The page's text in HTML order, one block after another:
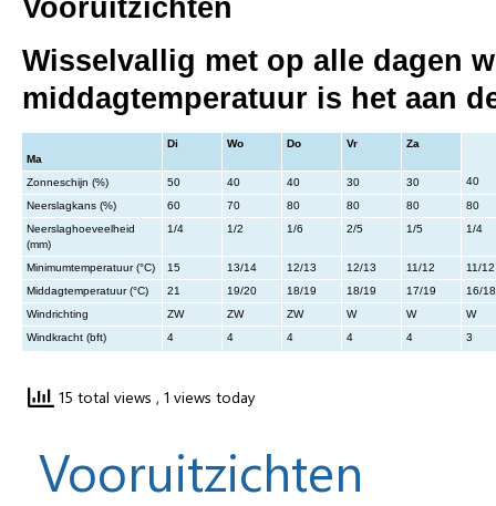
Vooruitzichten
Wisselvallig met op alle dagen
middagtemperatuur is het aan
Ma
Di Wo Do Vr Za
Zonneschijn (%) 50 40 40 30 30
40
Neerslagkans (%)
60 70 80 80 80
80
Neerslaghoeveelheid
(mm)
1/4 1/2 1/6 2/5 1/5 1/4
Minimumtemperatuur (°C) 15 13/14 12/13 12/13 11/12
11/12
Middagtemperatuur (°C)
21 19/20 18/19 18/19 17/19
16/18
Windrichting
ZW ZW ZW W W
W
Windkracht (bft)
4 4 4 4 4 3
15 total views , 1 views today
Vooruitzichten